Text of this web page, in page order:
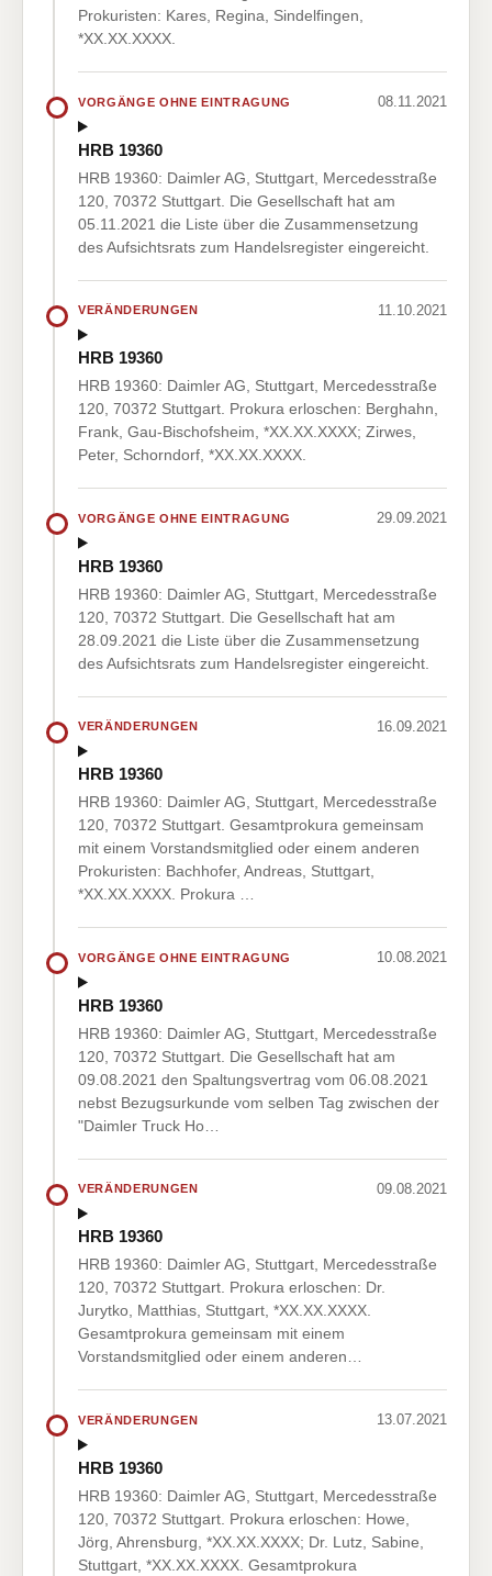
Prokuristen: Kares, Regina, Sindelfingen,
*XX.XX.XXXX.
VORGÄNGE OHNE EINTRAGUNG 08.11.2021
HRB 19360
HRB 19360: Daimler AG, Stuttgart, Mercedesstraße
120, 70372 Stuttgart. Die Gesellschaft hat am
05.11.2021 die Liste über die Zusammensetzung
des Aufsichtsrats zum Handelsregister eingereicht.
VERÄNDERUNGEN 11.10.2021
HRB 19360
HRB 19360: Daimler AG, Stuttgart, Mercedesstraße
120, 70372 Stuttgart. Prokura erloschen: Berghahn,
Frank, Gau-Bischofsheim, *XX.XX.XXXX; Zirwes,
Peter, Schorndorf, *XX.XX.XXXX.
VORGÄNGE OHNE EINTRAGUNG 29.09.2021
HRB 19360
HRB 19360: Daimler AG, Stuttgart, Mercedesstraße
120, 70372 Stuttgart. Die Gesellschaft hat am
28.09.2021 die Liste über die Zusammensetzung
des Aufsichtsrats zum Handelsregister eingereicht.
VERÄNDERUNGEN 16.09.2021
HRB 19360
HRB 19360: Daimler AG, Stuttgart, Mercedesstraße
120, 70372 Stuttgart. Gesamtprokura gemeinsam
mit einem Vorstandsmitglied oder einem anderen
Prokuristen: Bachhofer, Andreas, Stuttgart,
*XX.XX.XXXX. Prokura …
VORGÄNGE OHNE EINTRAGUNG 10.08.2021
HRB 19360
HRB 19360: Daimler AG, Stuttgart, Mercedesstraße
120, 70372 Stuttgart. Die Gesellschaft hat am
09.08.2021 den Spaltungsvertrag vom 06.08.2021
nebst Bezugsurkunde vom selben Tag zwischen der
"Daimler Truck Ho…
VERÄNDERUNGEN 09.08.2021
HRB 19360
HRB 19360: Daimler AG, Stuttgart, Mercedesstraße
120, 70372 Stuttgart. Prokura erloschen: Dr.
Jurytko, Matthias, Stuttgart, *XX.XX.XXXX.
Gesamtprokura gemeinsam mit einem
Vorstandsmitglied oder einem anderen…
VERÄNDERUNGEN 13.07.2021
HRB 19360
HRB 19360: Daimler AG, Stuttgart, Mercedesstraße
120, 70372 Stuttgart. Prokura erloschen: Howe,
Jörg, Ahrensburg, *XX.XX.XXXX; Dr. Lutz, Sabine,
Stuttgart, *XX.XX.XXXX. Gesamtprokura